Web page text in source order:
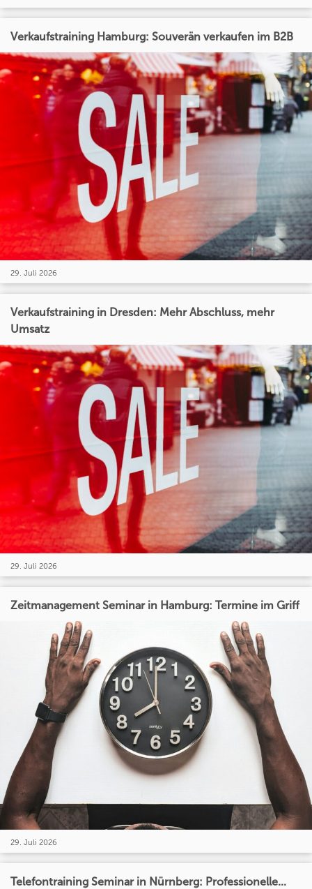
Verkaufstraining Hamburg: Souverän verkaufen im B2B
29. Juli 2026
Verkaufstraining in Dresden: Mehr Abschluss, mehr
Umsatz
29. Juli 2026
Zeitmanagement Seminar in Hamburg: Termine im Griff
29. Juli 2026
Telefontraining Seminar in Nürnberg: Professionelle...